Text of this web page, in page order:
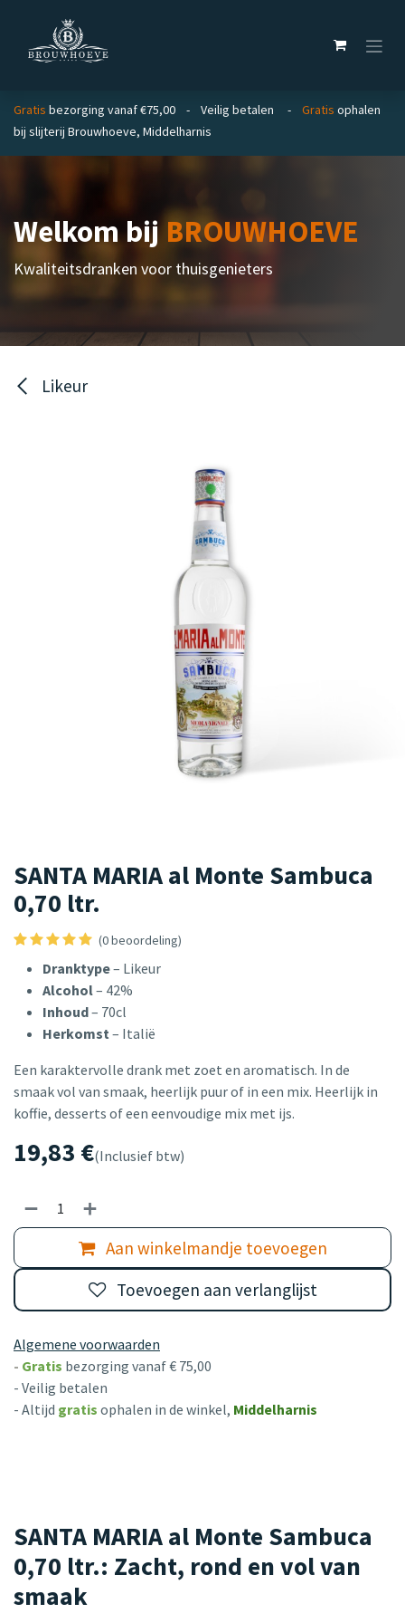
Gratis bezorging vanaf €75,00 - Veilig betalen - Gratis ophalen
bij slijterij Brouwhoeve, Middelharnis
Welkom bijBROUWHOEVE
Kwaliteitsdranken voor thuisgenieters
Likeur
SANTA MARIA al Monte Sambuca
0,70 ltr.
(0 beoordeling)
Dranktype– Likeur
Alcohol– 42%
Inhoud– 70cl
Herkomst– Italië
Een karaktervolle drank met zoet en aromatisch. In de
smaak vol van smaak, heerlijk puur of in een mix. Heerlijk in
koffie, desserts of een eenvoudige mix met ijs.
19,83 €(Inclusief btw)
Aan winkelmandje toevoegen
Toevoegen aan verlanglijst
Algemene voorwaarden
- Gratis bezorging vanaf € 75,00
- Veilig betalen
- Altijd gratis ophalen in de winkel, Middelharnis
SANTA MARIA al Monte Sambuca
0,70 ltr.: Zacht, rond en vol van
smaak